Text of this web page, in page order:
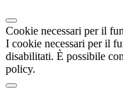
Cookie necessari per il
I cookie necessari per il
disabilitati. È possibile
policy.